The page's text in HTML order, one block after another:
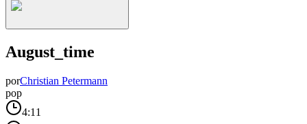
August_time
porChristian Petermann
pop
4:11